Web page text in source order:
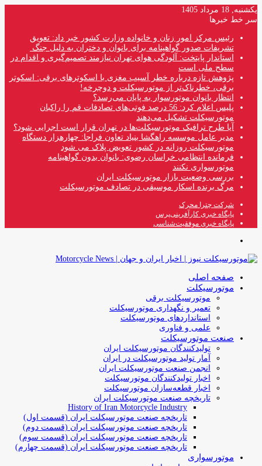
یکشنبه, 18 مرداد 1405
سر خط خبرها
رئیس مرکز امور زنان و خانواده وزارت کشور خبر داد: تعویق
تشریفات صدور گواهینامه برای بانوان و دختران به دلیل جنگ
استاندار پایتخت: آلودگی هوای تهران نیازمند تصمیم‌گیری و اقدام در
سطح ملی است
پژوهش تازه درباره خطر آسیب مغزی با اسکوترهای برقی: اسکوتر
برقی، خطرناک‌تر از موتورسیکلت و دوچرخه!
انتظار بانوان موتورسوار به پایان می‌رسد؟
پلیس اعلام کرد: 56 درصد فوتی‌های تصادفات قم را راکبان
موتورسیکلت تشکیل می‌دهند
آیا طرح ترافیک موتورسیکلت‌ها در تهران قرار است اجرایی شود؟
مدیر عامل موسسه راهگشا بنیاد تعاون فراجا: چهارهزار دستگاه
موتورسیکلت روزانه در کشور تعویض پلاک می شود
فرمانده انتظامی خراسان رضوی: بانوان بدون گواهینامه
موتورسواری نکنند
بررسی وضعیت بازار موتورسیکلت ایران
مرگ برنده اسکار موسیقی در تصادف موتورسیکلت
شرکت چترا محرک
پایگاه خبری کارآفرینی‌پرس
پایگاه خبری موفقیت‌شناسی
صفحه اصلی
موتورسیکلت
موتورسیکلت برقی
تعمیر و نگهداری موتورسیکلت
استانداردهای موتورسیکلت
علمی و فناوری
صنعت موتورسیکلت
تولیدکنندگان موتورسیکلت ایران
آمار تولید موتورسیکلت در ایران
انجمن صنعت موتورسیکلت ایران
اخبار تولیدکنندگان موتورسیکلت
اخبار قطعه‌سازان موتورسیکلت
تاریخچه صنعت موتورسیکلت ایران
History of Iran Motorcycle Industry
تاریخچه صنعت موتورسیکلت ایران (قسمت اول)
تاریخچه صنعت موتورسیکلت ایران (قسمت دوم)
تاریخچه صنعت موتورسیکلت ایران (قسمت سوم)
تاریخچه صنعت موتورسیکلت ایران (قسمت چهارم)
موتورسواری